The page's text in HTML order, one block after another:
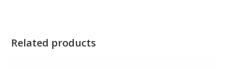
Related products